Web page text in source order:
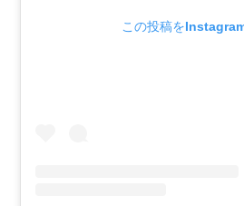
この投稿を